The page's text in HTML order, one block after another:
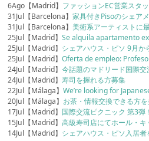
6Ago【Madrid】 ファッションEC営業スタ
31Jul【Barcelona】家具付きPisoのシェア
31Jul【Barcelona】美術系アーティストに
25Jul【Madrid】Se alquila apartamento
25Jul【Madrid】 シェアハウス・ピソ 9月か
25Jul【Madrid】Oferta de empleo:
24Jul【Madrid】今話題のマドリード国際
24Jul【Madrid】寿司を握れる方募集
22Jul【Málaga】We’re looking for
20Jul【Málaga】 お茶・情報交換できる方
17Jul【Madrid】 国際交流ピクニック 第3弾
15Jul【Madrid】高級寿司店にてホール・
14Jul【Madrid】 シェアハウス・ピソ入居者